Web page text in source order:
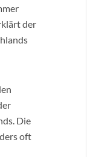
der
Die
oft